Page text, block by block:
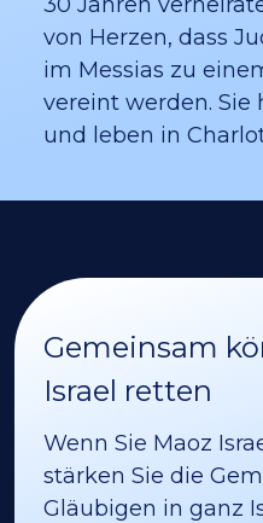
von Herzen, dass
im Messias zu
vereint werden.
und leben in
Gemeinsam
Israel retten
Wenn Sie Maoz
stärken Sie die
Gläubigen in ganz